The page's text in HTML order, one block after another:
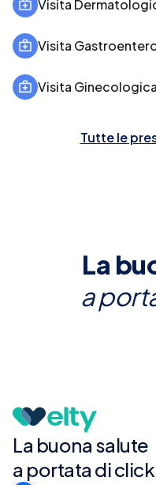
Visita
Visita
Visita
Tutte le
La
a
La buona salute
a portata di